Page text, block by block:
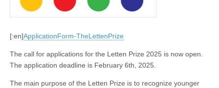
[:en]ApplicationForm-TheLettenPrize
The call for applications for the Letten Prize 2025 is now open.
The application deadline is February 6th, 2025.
The main purpose of the Letten Prize is to recognize younger